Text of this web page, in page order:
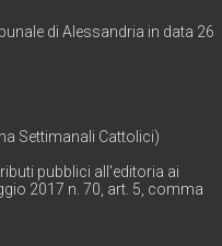
di Alessandria in data 26
Settimanali Cattolici)
pubblici all'editoria ai
2017 n. 70, art. 5, comma